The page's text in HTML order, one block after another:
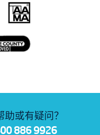
助或有疑问？
886 9926